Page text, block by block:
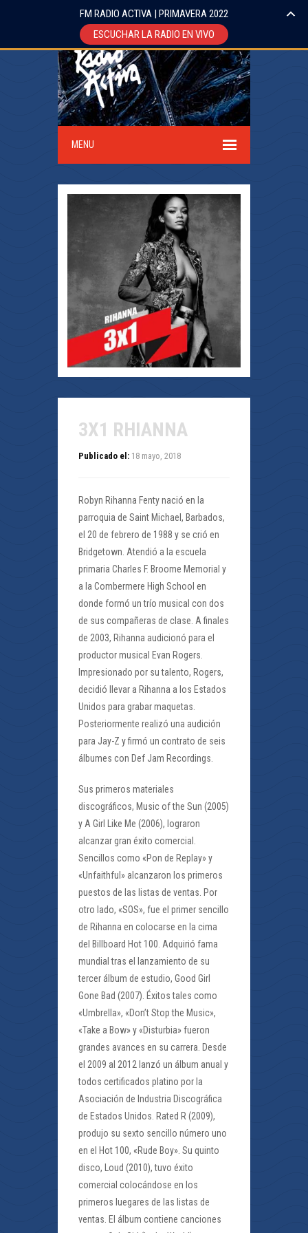
MENU
3X1 RHIANNA
Publicado el: 18 mayo, 2018
Robyn Rihanna Fenty nació en la
parroquia de Saint Michael, Barbados,
el 20 de febrero de 1988 y se crió en
Bridgetown. Atendió a la escuela
primaria Charles F. Broome Memorial y
a la Combermere High School en
donde formó un trío musical con dos
de sus compañeras de clase. A finales
de 2003, Rihanna audicionó para el
productor musical Evan Rogers.
Impresionado por su talento, Rogers,
decidió llevar a Rihanna a los Estados
Unidos para grabar maquetas.
Posteriormente realizó una audición
para Jay-Z y firmó un contrato de seis
álbumes con Def Jam Recordings.
Sus primeros materiales
discográficos, Music of the Sun (2005)
y A Girl Like Me (2006), lograron
alcanzar gran éxito comercial.
Sencillos como «Pon de Replay» y
«Unfaithful» alcanzaron los primeros
puestos de las listas de ventas. Por
otro lado, «SOS», fue el primer sencillo
de Rihanna en colocarse en la cima
del Billboard Hot 100. Adquirió fama
mundial tras el lanzamiento de su
tercer álbum de estudio, Good Girl
Gone Bad (2007). Éxitos tales como
«Umbrella», «Don’t Stop the Music»,
«Take a Bow» y «Disturbia» fueron
grandes avances en su carrera. Desde
el 2009 al 2012 lanzó un álbum anual y
todos certificados platino por la
Asociación de Industria Discográfica
de Estados Unidos. Rated R (2009),
produjo su sexto sencillo número uno
en el Hot 100, «Rude Boy». Su quinto
disco, Loud (2010), tuvo éxito
comercial colocándose en los
primeros luegares de las listas de
ventas. El álbum contiene canciones
FM RADIO ACTIVA | PRIMAVERA 2022
ESCUCHAR LA RADIO EN VIVO